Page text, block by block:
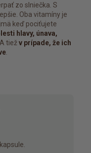
zo slniečka. S
Oba vitamíny je
keď pociťujete
hlavy, únava,
tiež v prípade, že ich